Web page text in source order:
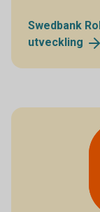
Swedbank
utveckling